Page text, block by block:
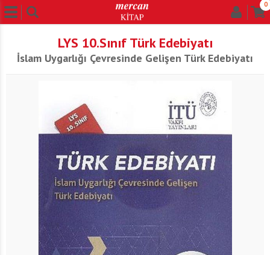
0
LYS 10.Sınıf Türk Edebiyatı
İslam Uygarlığı Çevresinde Gelişen Türk Edebiyatı